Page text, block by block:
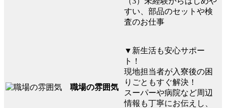
すい、部品のセットや検
査のお仕事
職場の雰囲気
▼新生活も安心サポー
ト！
現地担当者が入寮後の困
りごともすぐ解決！
スーパーや病院など周辺
情報も丁寧にお伝えし、